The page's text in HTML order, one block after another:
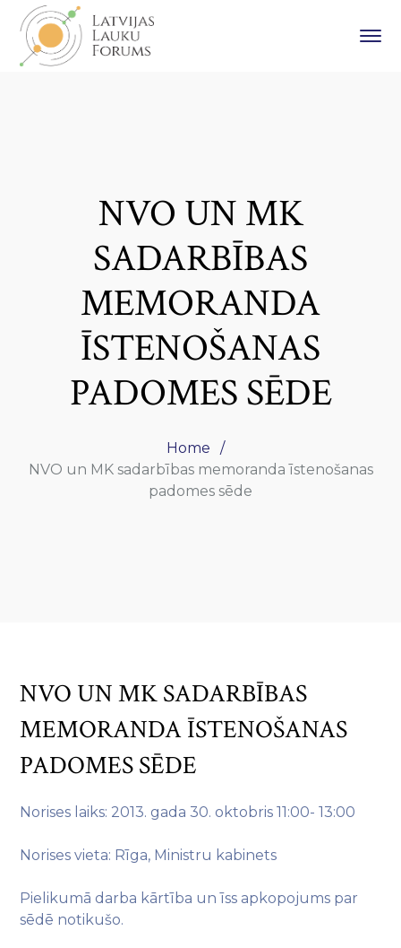
NVO UN MK
SADARBĪBAS
MEMORANDA
ĪSTENOŠANAS
PADOMES SĒDE
Home
NVO un MK sadarbības memoranda īstenošanas
padomes sēde
NVO UN MK SADARBĪBAS
MEMORANDA ĪSTENOŠANAS
PADOMES SĒDE
Norises laiks: 2013. gada 30. oktobris 11:00- 13:00
Norises vieta: Rīga, Ministru kabinets
Pielikumā darba kārtība un īss apkopojums par
sēdē notikušo.